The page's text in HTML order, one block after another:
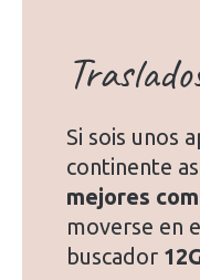
Si sois unos
continente
mejores
moverse en
buscador